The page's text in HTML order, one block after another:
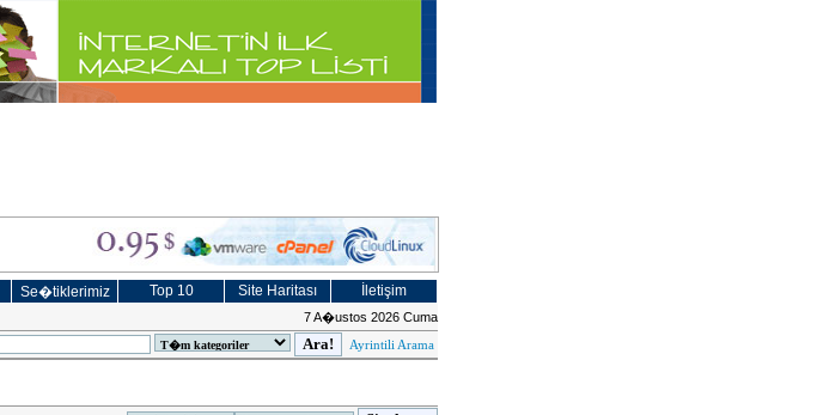
Se�tiklerimiz Top 10 Site Haritası İletişim
7 A�ustos 2026 Cuma
Ayrintili Arama